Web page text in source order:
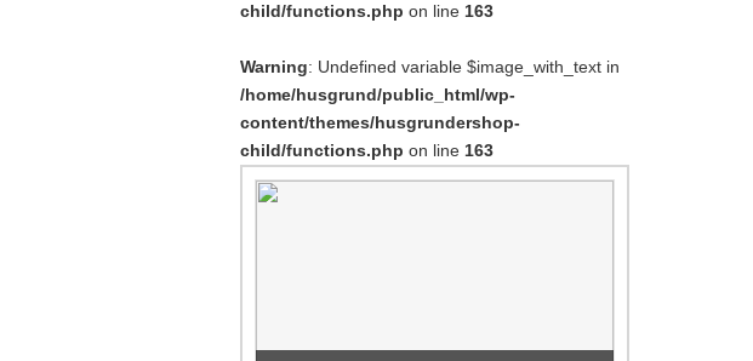
child/functions.php on line 163
Warning: Undefined variable $image_with_text in
/home/husgrund/public_html/wp-
content/themes/husgrundershop-
child/functions.php on line 163